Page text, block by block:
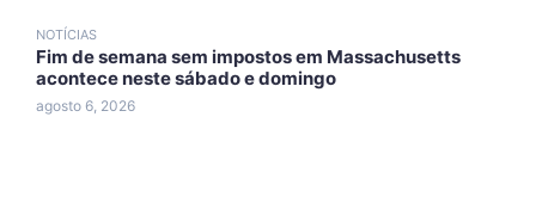
NOTÍCIAS
Fim de semana sem impostos em Massachusetts
acontece neste sábado e domingo
agosto 6, 2026